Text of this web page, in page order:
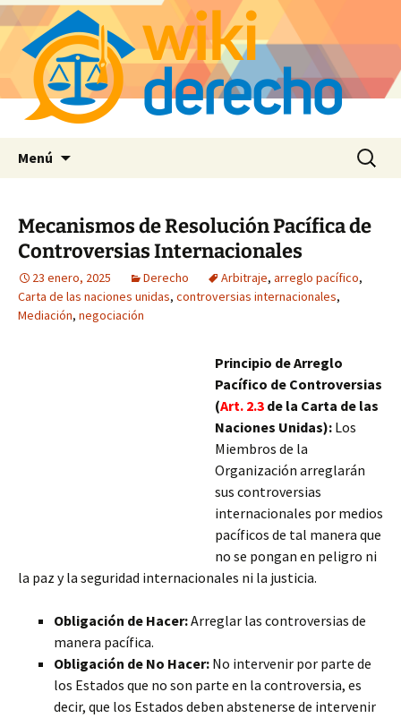
Menú Buscar:
Mecanismos de Resolución Pacífica de
Controversias Internacionales
23 enero, 2025 Derecho Arbitraje, arreglo pacífico,
Carta de las naciones unidas, controversias internacionales,
Mediación, negociación
Principio de Arreglo
Pacífico de Controversias
(Art. 2.3 de la Carta de las
Naciones Unidas): Los
Miembros de la
Organización arreglarán
sus controversias
internacionales por medios
pacíficos de tal manera que
no se pongan en peligro ni
la paz y la seguridad internacionales ni la justicia.
Obligación de Hacer:Arreglar las controversias de
manera pacífica.
Obligación de No Hacer: No intervenir por parte de
los Estados que no son parte en la controversia, es
decir, que los Estados deben abstenerse de intervenir